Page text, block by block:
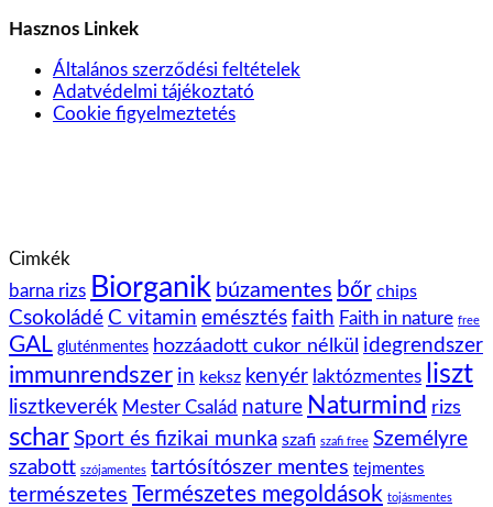
Hasznos Linkek
Általános szerződési feltételek
Adatvédelmi tájékoztató
Cookie figyelmeztetés
Cimkék
barna rizs Biorganik búzamentes bőr chips
Csokoládé C vitamin emésztés faith Faith in nature free
GAL gluténmentes hozzáadott cukor nélkül idegrendszer
immunrendszer in keksz kenyér laktózmentes liszt
lisztkeverék Mester Család nature Naturmind rizs
schar Sport és fizikai munka szafi szafi free Személyre
szabott szójamentes tartósítószer mentes tejmentes
természetes Természetes megoldások tojásmentes